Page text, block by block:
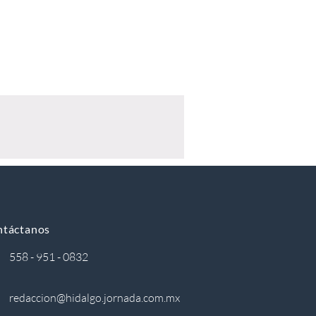
558 - 951 - 0832
redaccion@hidalgo.jornada.com.mx